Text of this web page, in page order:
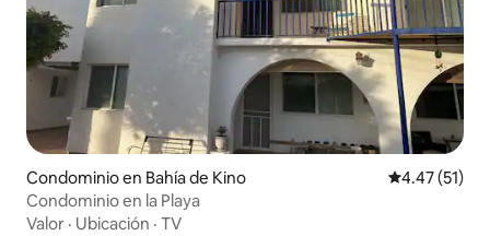
Condominio en Bahía de Kino Calificación
4.47 (51)
Condominio en la Playa
Valor · Ubicación · TV